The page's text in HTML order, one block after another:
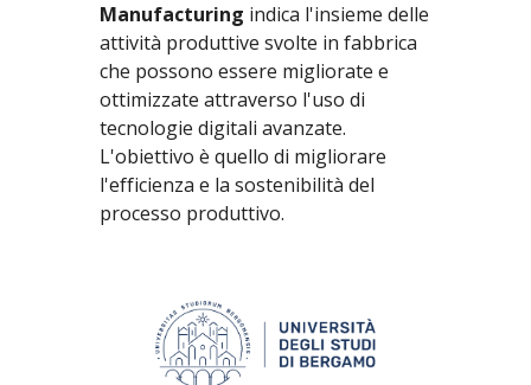
Manufacturing indica l'insieme delle
attività produttive svolte in fabbrica
che possono essere migliorate e
ottimizzate attraverso l'uso di
tecnologie digitali avanzate.
L'obiettivo è quello di migliorare
l'efficienza e la sostenibilità del
processo produttivo.